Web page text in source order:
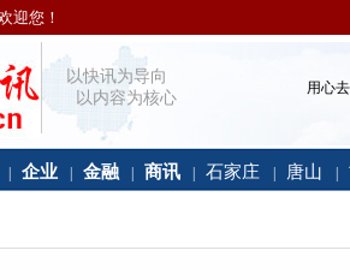
迎您！
以快讯为导向
以内容为核心
用心
企业 金融 商讯 石家庄 唐山